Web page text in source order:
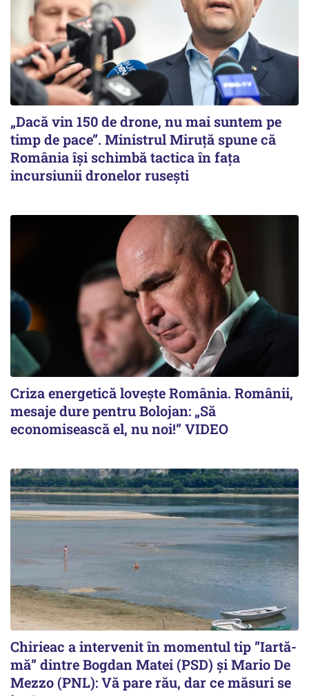
„Dacă vin 150 de drone, nu mai suntem pe
timp de pace”. Ministrul Miruţă spune că
România își schimbă tactica în fața
incursiunii dronelor rusești
Criza energetică lovește România. Românii,
mesaje dure pentru Bolojan: „Să
economisească el, nu noi!” VIDEO
Chirieac a intervenit în momentul tip ”Iartă-
mă” dintre Bogdan Matei (PSD) și Mario De
Mezzo (PNL): Vă pare rău, dar ce măsuri se